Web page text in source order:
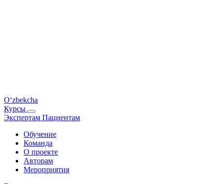
O‘zbekcha
Курсы
Экспертам Пациентам
Обучение
Команда
О проекте
Авторам
Мероприятия